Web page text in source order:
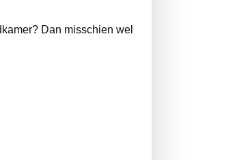
Dan misschien wel